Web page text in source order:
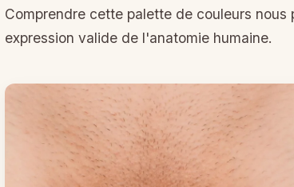
Comprendre cette palette de couleurs
expression valide de l'anatomie humaine.